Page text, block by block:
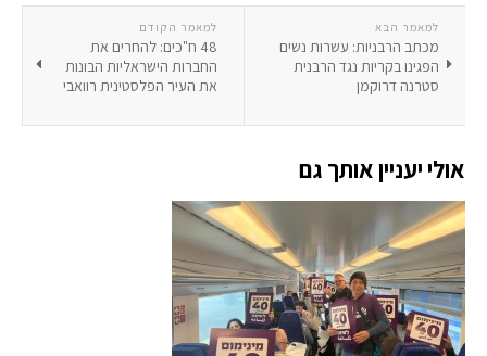
למאמר הקודם
48 ח"כים: להחרים את
החברות הישראליות הבונות
את העיר הפלסטינית רוואבי
למאמר הבא
מכתב הרבניות: עשרות נשים
הפגינו בקריות נגד הרבנית
סטרנה דרוקמן
אולי יעניין אותך גם